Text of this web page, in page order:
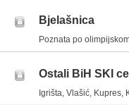
Bjelašnica
Poznata po
Ostali BiH SKI
Igrišta, Vlašić, Kupres,